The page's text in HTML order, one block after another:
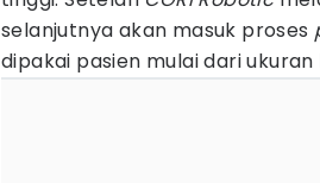
selanjutnya akan masuk proses
dipakai pasien mulai dari